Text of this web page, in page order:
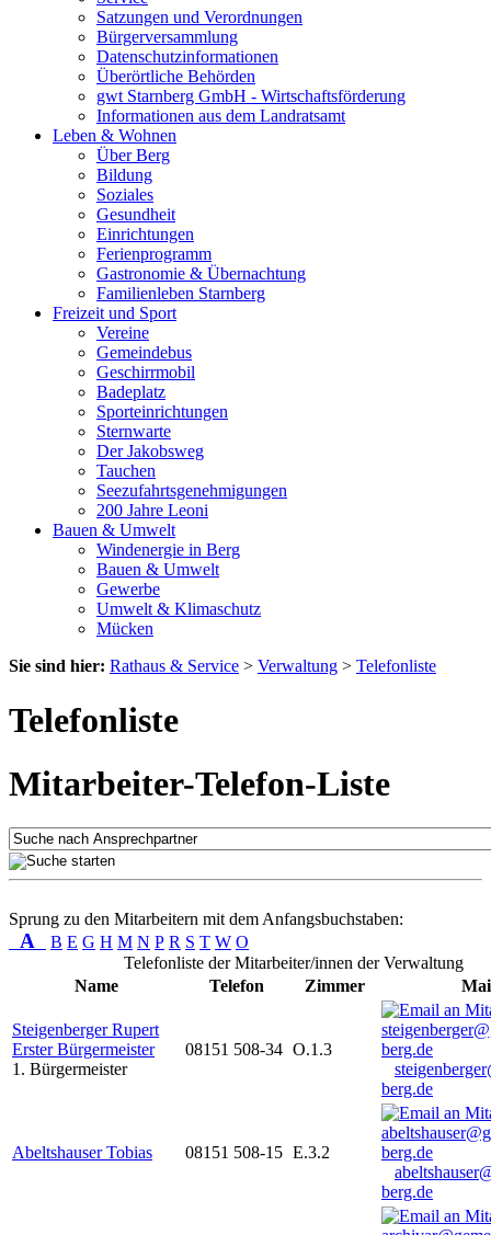
Satzungen und Verordnungen
Bürgerversammlung
Datenschutzinformationen
Überörtliche Behörden
gwt Starnberg GmbH - Wirtschaftsförderung
Informationen aus dem Landratsamt
Leben & Wohnen
Über Berg
Bildung
Soziales
Gesundheit
Einrichtungen
Ferienprogramm
Gastronomie & Übernachtung
Familienleben Starnberg
Freizeit und Sport
Vereine
Gemeindebus
Geschirrmobil
Badeplatz
Sporteinrichtungen
Sternwarte
Der Jakobsweg
Tauchen
Seezufahrtsgenehmigungen
200 Jahre Leoni
Bauen & Umwelt
Windenergie in Berg
Bauen & Umwelt
Gewerbe
Umwelt & Klimaschutz
Mücken
Sie sind hier: Rathaus & Service > Verwaltung > Telefonliste
Telefonliste
Mitarbeiter-Telefon-Liste
Sprung zu den Mitarbeitern mit dem Anfangsbuchstaben:
A B E G H M N P R S T W O
Telefonliste der Mitarbeiter/innen der Verwaltung
Name
Telefon Zimmer
Steigenberger Rupert
Erster Bürgermeister
1. Bürgermeister
08151 508-34 O.1.3
berg.de
Abeltshauser Tobias 08151 508-15 E.3.2
berg.de